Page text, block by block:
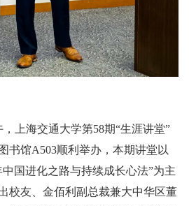
，上海交通大学第58期“生涯讲堂”
书馆A503顺利举办，本期讲堂以
国进化之路与持续成长心法”为主
校友、金佰利副总裁兼大中华区董